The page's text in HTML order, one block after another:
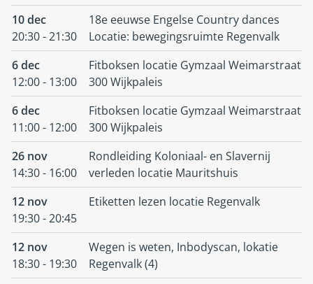
10 dec
20:30 - 21:30
18e eeuwse Engelse Country dances
Locatie: bewegingsruimte Regenvalk
6 dec
12:00 - 13:00
Fitboksen locatie Gymzaal Weimarstraat
300 Wijkpaleis
6 dec
11:00 - 12:00
Fitboksen locatie Gymzaal Weimarstraat
300 Wijkpaleis
26 nov
14:30 - 16:00
Rondleiding Koloniaal- en Slavernij
verleden locatie Mauritshuis
12 nov
19:30 - 20:45
Etiketten lezen locatie Regenvalk
12 nov
18:30 - 19:30
Wegen is weten, Inbodyscan, lokatie
Regenvalk (4)